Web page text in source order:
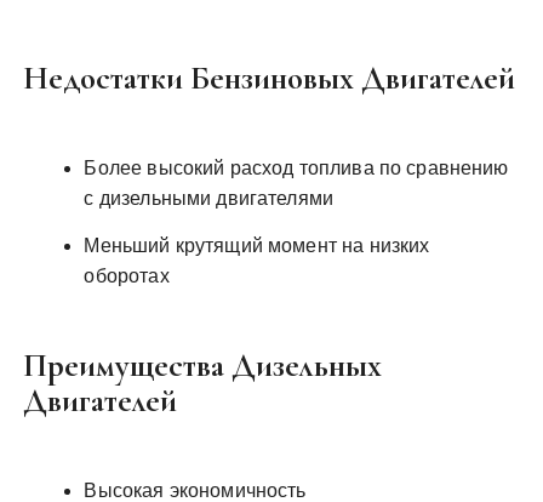
Недостатки Бензиновых Двигателей
Более высокий расход топлива по сравнению
с дизельными двигателями
Меньший крутящий момент на низких
оборотах
Преимущества Дизельных
Двигателей
Высокая экономичность